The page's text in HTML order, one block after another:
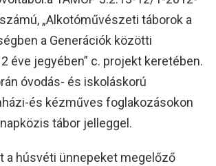
„Alkotóművészeti táborok a
a Generációk közötti
éve jegyében” c. projekt keretében.
óvodás- és iskoláskorú
és kézműves foglakozásokon
tábor jelleggel.
a húsvéti ünnepeket megelőző